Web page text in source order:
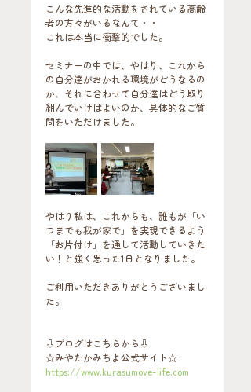
こんな先進的な活動をされている高齢
者の方々がいるなんて・・
これは本当に衝撃的でした。
セミナーの中では、やはり、これから
の自分達がおかれる環境がどうなるの
か、それに合わせて自分達はどう取り
組んでいけばよいのか、具体的なご質
問をいただけました。
やはり私は、これからも、誰もが「い
つまでも我が家で」を実現できるよう
「お片付け」を通して活動していきた
い！と強く思った1日となりました。
ご利用いただきありがとうございまし
た。
⇩ブログはこちらから⇩
☆みやたかみちよ公式サイト☆
https://www.kurasumove-life.com